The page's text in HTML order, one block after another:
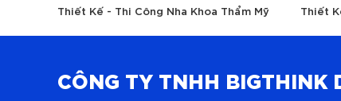
Thiết Kế - Thi Công Nha Khoa Thẩm Mỹ Thiết
CÔNG TY TNHH BIGTHINK